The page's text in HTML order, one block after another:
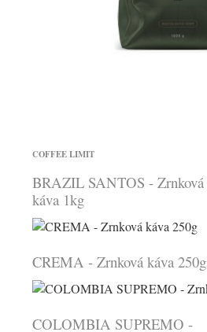
COFFEE LIMIT
BRAZIL SANTOS - Zrnková
káva 1kg
CREMA - Zrnková káva 250g
COLOMBIA SUPREMO -